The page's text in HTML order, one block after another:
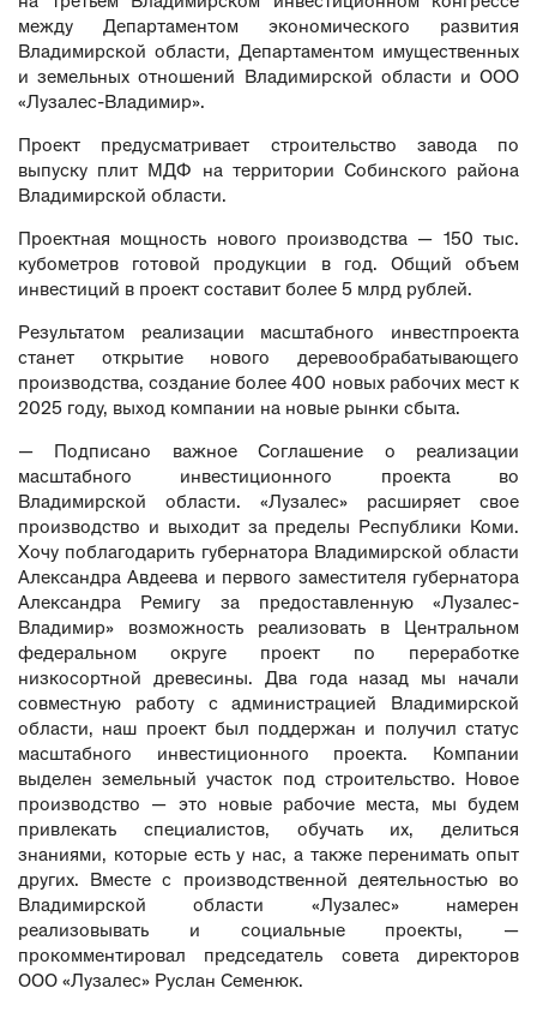
между Департаментом экономического развития
Владимирской области, Департаментом имущественных
и земельных отношений Владимирской области и ООО
«Лузалес-Владимир».
Проект предусматривает строительство завода по
выпуску плит МДФ на территории Собинского района
Владимирской области.
Проектная мощность нового производства — 150 тыс.
кубометров готовой продукции в год. Общий объем
инвестиций в проект составит более 5 млрд рублей.
Результатом реализации масштабного инвестпроекта
станет открытие нового деревообрабатывающего
производства, создание более 400 новых рабочих мест к
2025 году, выход компании на новые рынки сбыта.
— Подписано важное Соглашение о реализации
масштабного инвестиционного проекта во
Владимирской области. «Лузалес» расширяет свое
производство и выходит за пределы Республики Коми.
Хочу поблагодарить губернатора Владимирской области
Александра Авдеева и первого заместителя губернатора
Александра Ремигу за предоставленную «Лузалес-
Владимир» возможность реализовать в Центральном
федеральном округе проект по переработке
низкосортной древесины. Два года назад мы начали
совместную работу с администрацией Владимирской
области, наш проект был поддержан и получил статус
масштабного инвестиционного проекта. Компании
выделен земельный участок под строительство. Новое
производство — это новые рабочие места, мы будем
привлекать специалистов, обучать их, делиться
знаниями, которые есть у нас, а также перенимать опыт
других. Вместе с производственной деятельностью во
Владимирской области «Лузалес» намерен
реализовывать и социальные проекты, —
прокомментировал председатель совета директоров
ООО «Лузалес» Руслан Семенюк.